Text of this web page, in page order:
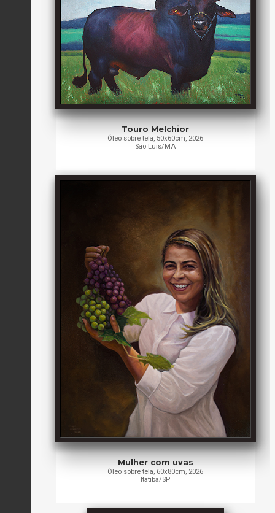
Touro Melchior
Óleo sobre tela, 50x60cm, 2026
São Luis/MA
Mulher com uvas
Óleo sobre tela, 60x80cm, 2026
Itatiba/SP